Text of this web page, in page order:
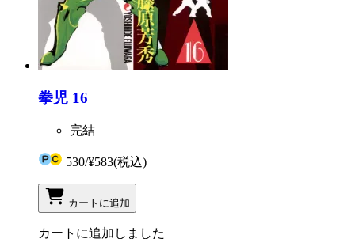
拳児 16
完結
530/¥583(税込)
カートに追加
カートに追加しました